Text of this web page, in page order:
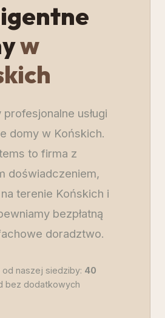
w
usługi
domy w Końskich.
to firma z
doświadczeniem,
na terenie Końskich i
bezpłatną
doradztwo.
od naszej siedziby: 40
bez dodatkowych